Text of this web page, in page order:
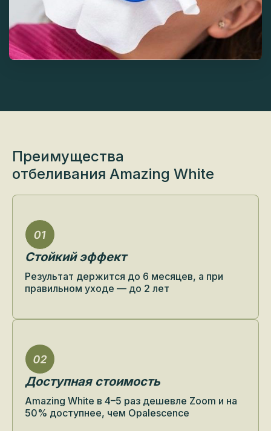
Преимущества
отбеливания Amazing White
Стойкий эффект
Результат держится до 6 месяцев, а при
правильном уходе — до 2 лет
Доступная стоимость
Amazing White в 4–5 раз дешевле Zoom и на
50% доступнее, чем Opalescence